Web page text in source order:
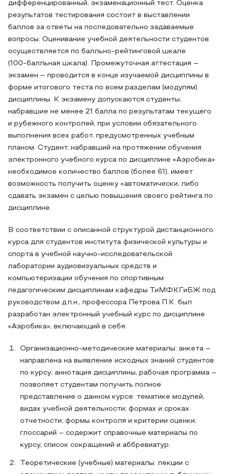
дифференцированный, экзаменационный тест. Оценка
результатов тестирования состоит в выставлении
баллов за ответы на последовательно задаваемые
вопросы. Оценивание учебной деятельности студентов
осуществляется по балльно‑рейтинговой шкале
(100‑балльная шкала). Промежуточная аттестация –
экзамен – проводится в конце изучаемой дисциплины в
форме итогового теста по всем разделам (модулям)
дисциплины. К экзамену допускаются студенты,
набравшие не менее 21 балла по результатам текущего
и рубежного контролей, при условии обязательного
выполнения всех работ, предусмотренных учебным
планом. Студент, набравший на протяжении обучения
электронного учебного курса по дисциплине «Аэробика»
необходимое количество баллов (более 61), имеет
возможность получить оценку «автоматически, либо
сдавать экзамен с целью повышения своего рейтинга по
дисциплине.
В соответствии с описанной структурой дистанционного
курса для студентов института физической культуры и
спорта в учебной научно-исследовательской
лаборатории аудиовизуальных средств и
компьютеризации обучения по спортивным
педагогическим дисциплинам кафедры ТиМФКГиБЖ под
руководством д.п.н., профессора Петрова П.К. был
разработан электронный учебный курс по дисциплине
«Аэробика», включающий в себя:
Организационно‑методические материалы: анкета –
направлена на выявление исходных знаний студентов
по курсу; аннотация дисциплины, рабочая программа –
позволяет студентам получить полное
представление о данном курсе: тематике модулей,
видах учебной деятельности; формах и сроках
отчетности; формы контроля и критерии оценки;
глоссарий – содержит справочные материалы по
курсу, список сокращений и аббревиатур.
Теоретические (учебные) материалы: лекции с